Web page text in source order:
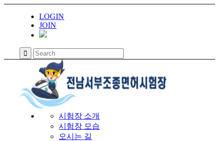
LOGIN
JOIN
시험장 소개
시험장 모습
오시는 길